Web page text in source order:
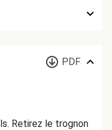
PDF
Retirez le trognon